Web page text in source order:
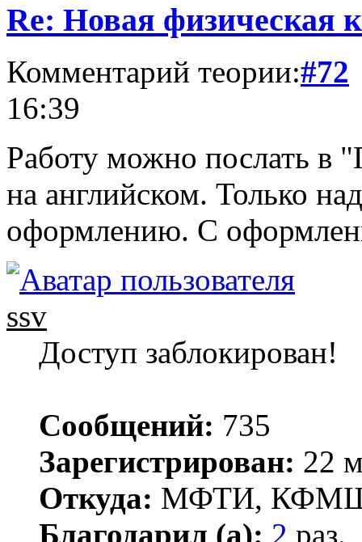
Re: Новая физическая
Комментарий теории:#72
16:39
Работу можно послать
на английском. Только
оформлению. С
ssv
Доступ заблокирован!
Сообщений: 735
Зарегистрирован: 22
Откуда: МФТИ,
Благодарил (а): 2 раз.